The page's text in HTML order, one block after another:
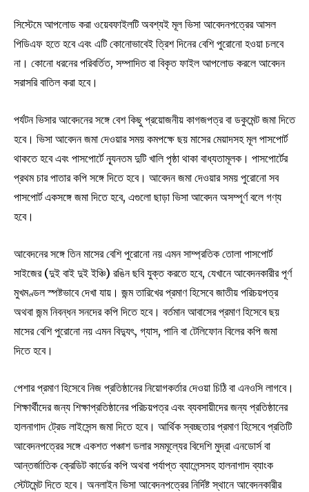
সিস্টেমে আপলোড করা ওয়েবফাইলটি অবশ্যই মূল ভিসা আবেদনপত্রের আসল
পিডিএফ হতে হবে এবং এটি কোনোভাবেই ত্রিশ দিনের বেশি পুরোনো হওয়া চলবে
না। কোনো ধরনের পরিবর্তিত, সম্পাদিত বা বিকৃত ফাইল আপলোড করলে আবেদন
সরাসরি বাতিল করা হবে।
পর্যটন ভিসার আবেদনের সঙ্গে বেশ কিছু প্রয়োজনীয় কাগজপত্র বা ডকুমেন্ট জমা দিতে
হবে। ভিসা আবেদন জমা দেওয়ার সময় কমপক্ষে ছয় মাসের মেয়াদসহ মূল পাসপোর্ট
থাকতে হবে এবং পাসপোর্টে ন্যূনতম দুটি খালি পৃষ্ঠা থাকা বাধ্যতামূলক। পাসপোর্টের
প্রথম চার পাতার কপি সঙ্গে দিতে হবে। আবেদন জমা দেওয়ার সময় পুরোনো সব
পাসপোর্ট একসঙ্গে জমা দিতে হবে, এগুলো ছাড়া ভিসা আবেদন অসম্পূর্ণ বলে গণ্য
হবে।
আবেদনের সঙ্গে তিন মাসের বেশি পুরোনো নয় এমন সাম্প্রতিক তোলা পাসপোর্ট
সাইজের (দুই বাই দুই ইঞ্চি) রঙিন ছবি যুক্ত করতে হবে, যেখানে আবেদনকারীর পূর্ণ
মুখমণ্ডল স্পষ্টভাবে দেখা যায়। জন্ম তারিখের প্রমাণ হিসেবে জাতীয় পরিচয়পত্র
অথবা জন্ম নিবন্ধন সনদের কপি দিতে হবে। বর্তমান আবাসের প্রমাণ হিসেবে ছয়
মাসের বেশি পুরোনো নয় এমন বিদ্যুৎ, গ্যাস, পানি বা টেলিফোন বিলের কপি জমা
দিতে হবে।
পেশার প্রমাণ হিসেবে নিজ প্রতিষ্ঠানের নিয়োগকর্তার দেওয়া চিঠি বা এনওসি লাগবে।
শিক্ষার্থীদের জন্য শিক্ষাপ্রতিষ্ঠানের পরিচয়পত্র এবং ব্যবসায়ীদের জন্য প্রতিষ্ঠানের
হালনাগাদ ট্রেড লাইসেন্স জমা দিতে হবে। আর্থিক স্বচ্ছতার প্রমাণ হিসেবে প্রতিটি
আবেদনপত্রের সঙ্গে একশত পঞ্চাশ ডলার সমমূল্যের বিদেশি মুদ্রা এনডোর্স বা
আন্তর্জাতিক ক্রেডিট কার্ডের কপি অথবা পর্যাপ্ত ব্যালেন্সসহ হালনাগাদ ব্যাংক
স্টেটমেন্ট দিতে হবে। অনলাইন ভিসা আবেদনপত্রের নির্দিষ্ট স্থানে আবেদনকারীর